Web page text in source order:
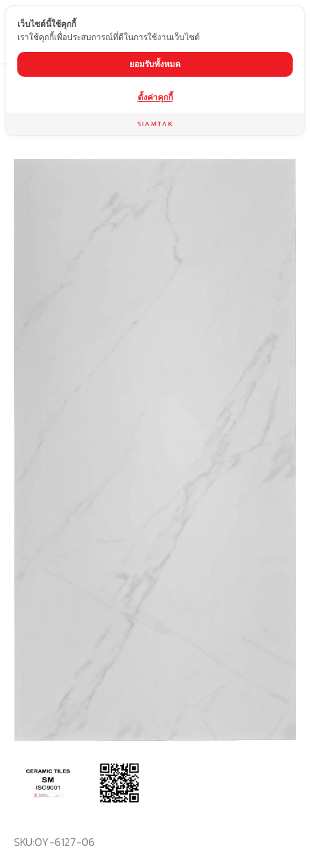
TH
กระเบื้องผิวเงา
SKU:OY-6127-06
เว็บไซต์นี้ใช้คุกกี้
เราใช้คุกกี้เพื่อประสบการณ์ที่ดีในการใช้งานเว็บไซต์
ยอมรับทั้งหมด
ตั้งค่าคุกกี้